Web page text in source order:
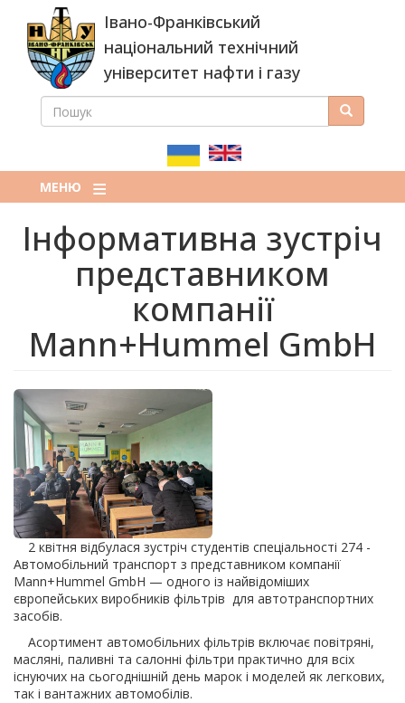
основного
вмісту
Івано-Франківський
національний технічний
університет нафти і газу
ПОШУКОВА
ПОШУК Пошук
МЕНЮ
Інформативна зустріч
представником
компанії
Mann+Hummel GmbH
2 квітня відбулася зустріч студентів спеціальності 274 -
Автомобільний транспорт з представником компанії
Mann+Hummel GmbH — одного із найвідоміших
європейських виробників фільтрів для автотранспортних
засобів.
Асортимент автомобільних фільтрів включає повітряні,
масляні, паливні та салонні фільтри практично для всіх
існуючих на сьогоднішній день марок і моделей як легкових,
так і вантажних автомобілів.